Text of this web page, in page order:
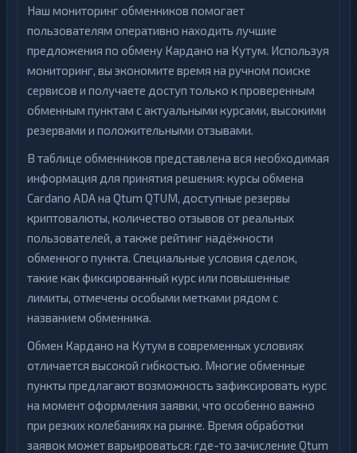
Наш мониторинг обменников помогает
пользователям оперативно находить лучшие
предложения по обмену Кардано на Кутум. Используя
мониторинг, вы экономите время на ручном поиске
сервисов и получаете доступ только к проверенным
обменным пунктам с актуальными курсами, высокими
резервами и положительными отзывами.
В таблице обменников представлена вся необходимая
информация для принятия решения: курсы обмена
Cardano ADA на Qtum QTUM, доступные резервы
криптовалюты, количество отзывов от реальных
пользователей, а также рейтинг надёжности
обменного пункта. Специальные условия сделок,
такие как фиксированный курс или повышенные
лимиты, отмечены особыми метками рядом с
названием обменника.
Обмен Кардано на Кутум в современных условиях
отличается высокой гибкостью. Многие обменные
пункты предлагают возможность зафиксировать курс
на момент оформления заявки, что особенно важно
при резких колебаниях на рынке. Время обработки
заявок может варьироваться: где-то зачисление Qtum